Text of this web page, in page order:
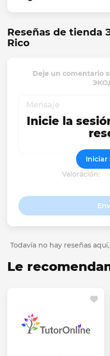
Reseñas de
Rico
Deje un comentario
Valoración:
Inicie la
Iniciar
Todavía no hay reseñas
Le